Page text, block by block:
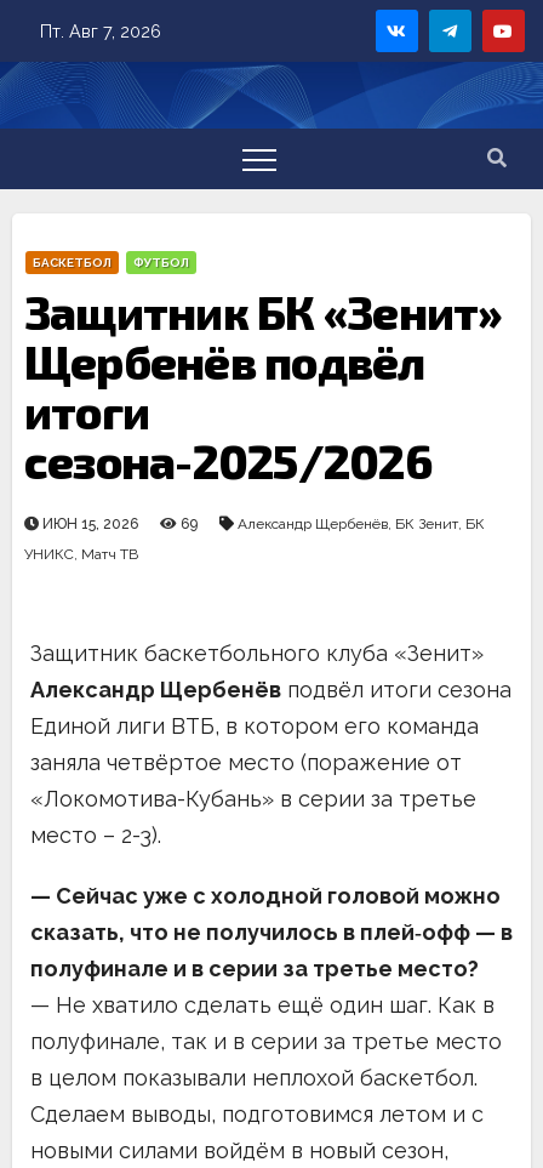
content
Пт. Авг 7, 2026
БАСКЕТБОЛ ФУТБОЛ
Защитник БК «Зенит»
Щербенёв подвёл
итоги
сезона-2025/2026
ИЮН 15, 2026 69 Александр Щербенëв, БК Зенит, БК
УНИКС, Матч ТВ
Защитник баскетбольного клуба «Зенит»
Александр Щербенёв подвёл итоги сезона
Единой лиги ВТБ, в котором его команда
заняла четвёртое место (поражение от
«Локомотива-Кубань» в серии за третье
место – 2-3).
— Сейчас уже с холодной головой можно
сказать, что не получилось в плей‑офф — в
полуфинале и в серии за третье место?
— Не хватило сделать ещё один шаг. Как в
полуфинале, так и в серии за третье место
в целом показывали неплохой баскетбол.
Сделаем выводы, подготовимся летом и с
новыми силами войдём в новый сезон,